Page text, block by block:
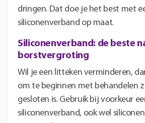
dringen. Dat doe je het best met
siliconenverband op maat.
Siliconenverband: de beste
borstvergroting
Wil je een litteken verminderen,
om te beginnen met behandelen
gesloten is. Gebruik bij voorkeur
siliconenverband, ook wel